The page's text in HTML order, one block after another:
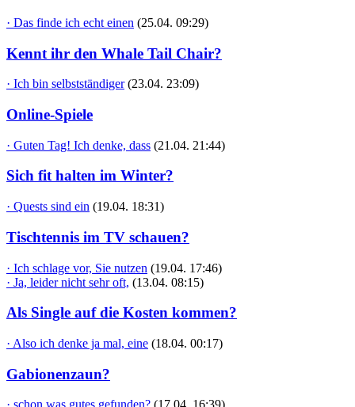
· Das finde ich echt einen (25.04. 09:29)
Kennt ihr den Whale Tail Chair?
· Ich bin selbstständiger (23.04. 23:09)
Online-Spiele
· Guten Tag! Ich denke, dass (21.04. 21:44)
Sich fit halten im Winter?
· Quests sind ein (19.04. 18:31)
Tischtennis im TV schauen?
· Ich schlage vor, Sie nutzen (19.04. 17:46)
· Ja, leider nicht sehr oft, (13.04. 08:15)
Als Single auf die Kosten kommen?
· Also ich denke ja mal, eine (18.04. 00:17)
Gabionenzaun?